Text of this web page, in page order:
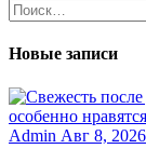
Найти:
Новые записи
Admin Авг 8, 2026